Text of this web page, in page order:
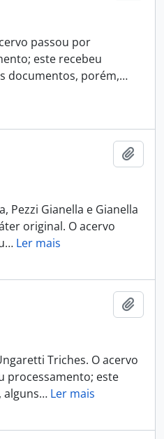
passou por
este recebeu
documentos, porém,…
Pezzi Gianella e Gianella
original. O acervo
… Ler mais
Triches. O acervo
processamento; este
alguns… Ler mais